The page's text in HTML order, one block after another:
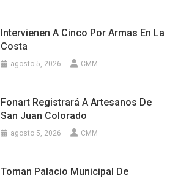
Intervienen A Cinco Por Armas En La
Costa
agosto 5, 2026 CMM
Fonart Registrará A Artesanos De
San Juan Colorado
agosto 5, 2026 CMM
Toman Palacio Municipal De